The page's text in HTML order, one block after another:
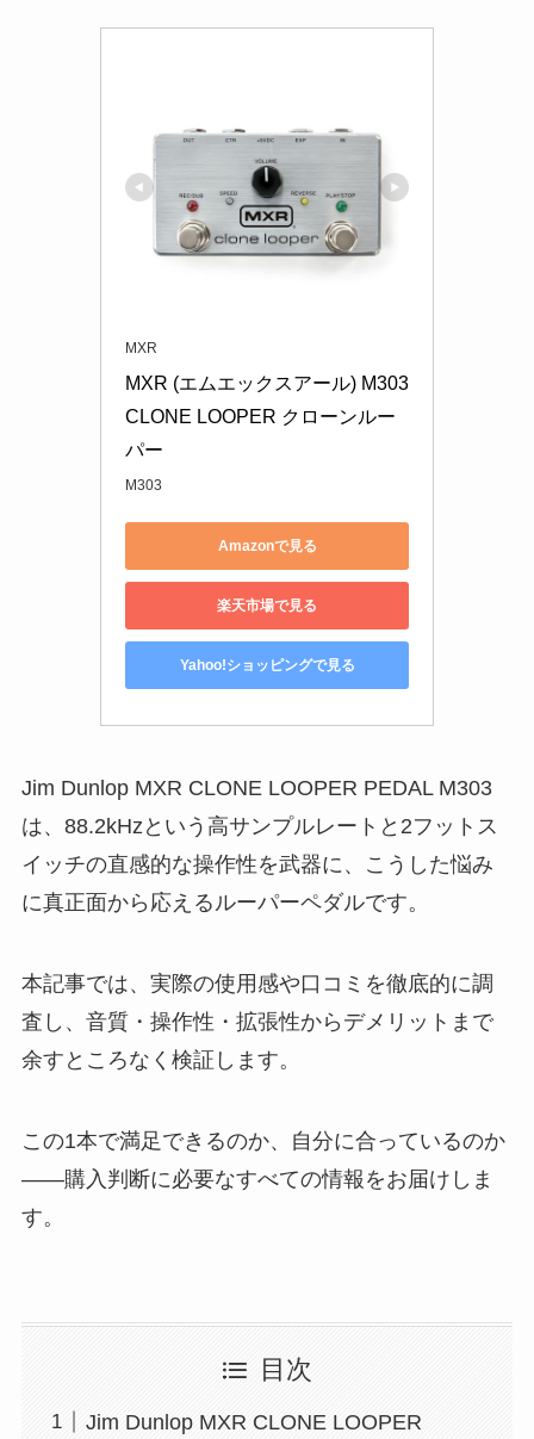
MXR
MXR (エムエックスアール) M303
CLONE LOOPER クローンルー
パー
M303
Amazonで見る
楽天市場で見る
Yahoo!ショッピングで見る
Jim Dunlop MXR CLONE LOOPER PEDAL M303
は、88.2kHzという高サンプルレートと2フットス
イッチの直感的な操作性を武器に、こうした悩み
に真正面から応えるルーパーペダルです。
本記事では、実際の使用感や口コミを徹底的に調
査し、音質・操作性・拡張性からデメリットまで
余すところなく検証します。
この1本で満足できるのか、自分に合っているのか
——購入判断に必要なすべての情報をお届けしま
す。
目次
Jim Dunlop MXR CLONE LOOPER